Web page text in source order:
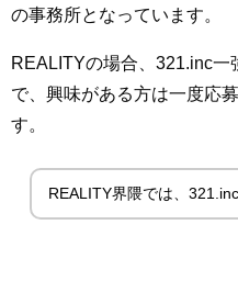
の事務所となっています。
REALITYの場合、321.inc
で、興味がある方は一度応
す。
REALITY界隈では、